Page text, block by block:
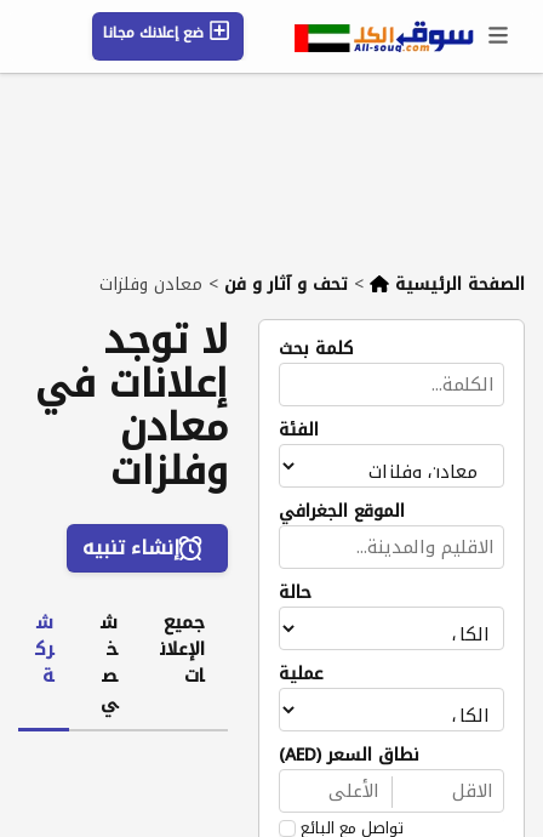
ضع إعلانك مجانا
حسابي / تسجيل
الصفحة الرئيسية > تحف و آثار و فن > معادن وفلزات
كلمة بحث
الفئة
الموقع الجغرافي
حالة
عملية
نطاق السعر (AED)
تواصل مع البائع
لا توجد
إعلانات في
معادن
وفلزات
إنشاء تنبيه
جميع
الإعلان
ات
ش
خ
ص
ي
ش
رك
ة